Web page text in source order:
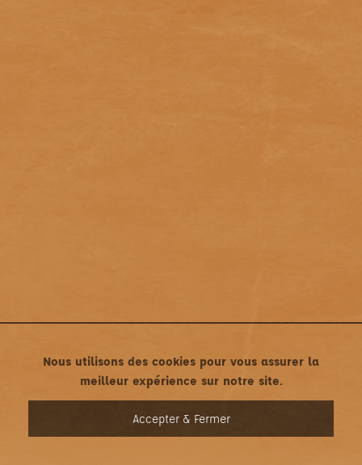
Mentions légales•Politique de confidentialité
Nous utilisons des cookies pour vous assurer la
meilleur expérience sur notre site.
Accepter & Fermer